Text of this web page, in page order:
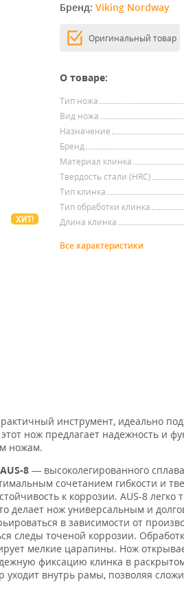
ХИТ!
Бренд: Viking Nordway
Оригинальный товар
О товаре:
Тип ножа
Вид ножа
Назначение
Бренд
Материал клинка
Твердость стали (HRC)
Тип клинка
Тип обработки клинка
Длина клинка
Все характеристики
инструмент, идеально
нож предлагает надежность и
ножам.
AUS-8 — высоколегированного
сочетанием гибкости и
к коррозии. AUS-8 легко
делает нож универсальным и
в зависимости от
следы точеной коррозии.
мелкие царапины. Нож
фиксацию клинка в
внутрь рамы, позволяя